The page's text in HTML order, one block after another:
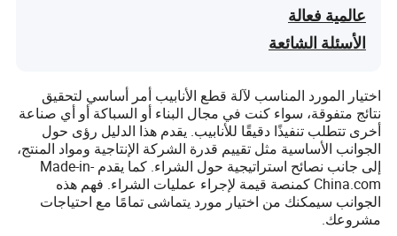
عالمية فعالة
الأسئلة الشائعة
اختيار المورد المناسب لآلة قطع الأنابيب أمر أساسي لتحقيق
نتائج متفوقة، سواء كنت في مجال البناء أو السباكة أو أي صناعة
أخرى تتطلب تنفيذًا دقيقًا للأنابيب. يقدم هذا الدليل رؤى حول
الجوانب الأساسية مثل تقييم قدرة الشركة الإنتاجية ومواد المنتج،
إلى جانب نصائح استراتيجية حول الشراء. كما يقدم Made-in-
China.com كمنصة قيمة لإجراء عمليات الشراء. فهم هذه
الجوانب سيمكنك من اختيار مورد يتماشى تمامًا مع احتياجات
مشروعك.